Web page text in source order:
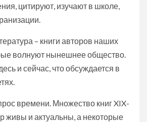
цитируют, изучают в школе,
– книги авторов наших
волнуют нынешнее общество.
и сейчас, что обсуждается в
времени. Множество книг XIX-
живы и актуальны, а некоторые